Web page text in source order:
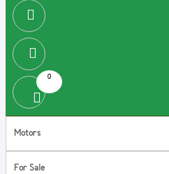
0
Motors
For Sale